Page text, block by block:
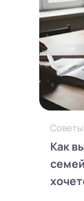
Советы
Как